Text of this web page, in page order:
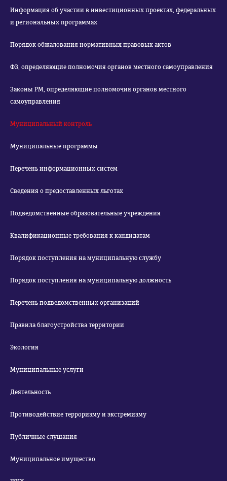
Информация об участии в инвестиционных проектах, федеральных
и региональных программах
Порядок обжалования нормативных правовых актов
ФЗ, определяющие полномочия органов местного самоуправления
Законы РМ, определяющие полномочия органов местного
самоуправления
Муниципальный контроль
Муниципальные программы
Перечень информационных систем
Сведения о предоставленных льготах
Подведомственные образовательные учреждения
Квалификационные требования к кандидатам
Порядок поступления на муниципальную службу
Порядок поступления на муниципальную должность
Перечень подведомственных организаций
Правила благоустройства территории
Экология
Муниципальные услуги
Деятельность
Противодействие терроризму и экстремизму
Публичные слушания
Муниципальное имущество